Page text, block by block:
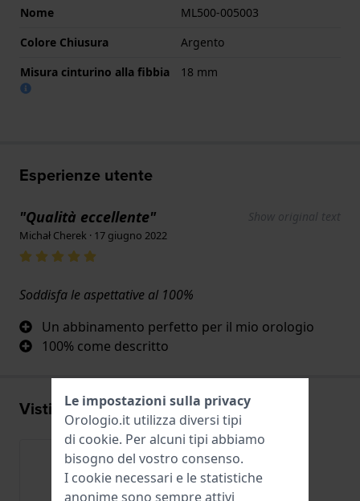
Nome
ML500-005003
Colore Chiusura
Argento
Misura cinturino alla fibbia
18 mm
Esperienze utente
"Qualità eccellente" Show original text
Michał Cherek · 17 giugno 2022
Soddisfa le aspettative al 100%
Un abbinamento perfetto per il mio orologio
100% come descritto
Visti di recente
Le impostazioni sulla privacy
Orologio.it utilizza diversi tipi
di cookie. Per alcuni tipi abbiamo
bisogno del vostro consenso.
I cookie necessari e le statistiche
anonime sono sempre attivi